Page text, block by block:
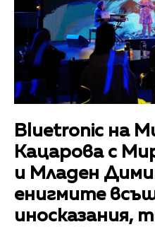
Bluetronic на
Кацарова с
и Младен
енигмите
иносказания,